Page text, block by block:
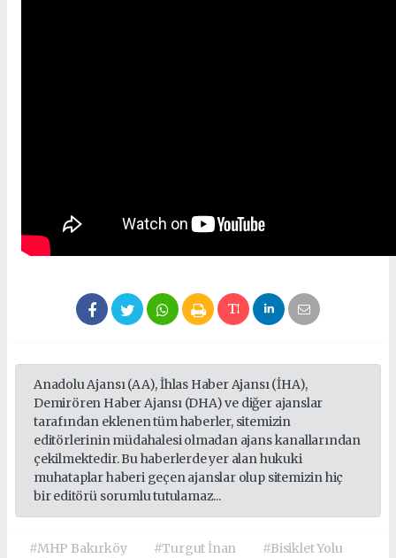
Anadolu Ajansı (AA), İhlas Haber Ajansı (İHA),
Demirören Haber Ajansı (DHA) ve diğer ajanslar
tarafından eklenen tüm haberler, sitemizin
editörlerinin müdahalesi olmadan ajans kanallarından
çekilmektedir. Bu haberlerde yer alan hukuki
muhataplar haberi geçen ajanslar olup sitemizin hiç
bir editörü sorumlu tutulamaz...
#MHP Bakırköy #Turgut İnan
#Bisiklet Yolu